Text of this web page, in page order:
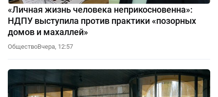
«Личная жизнь человека неприкосновенна»:
НДПУ выступила против практики «позорных
домов и махаллей»
ОбществоВчера, 12:57